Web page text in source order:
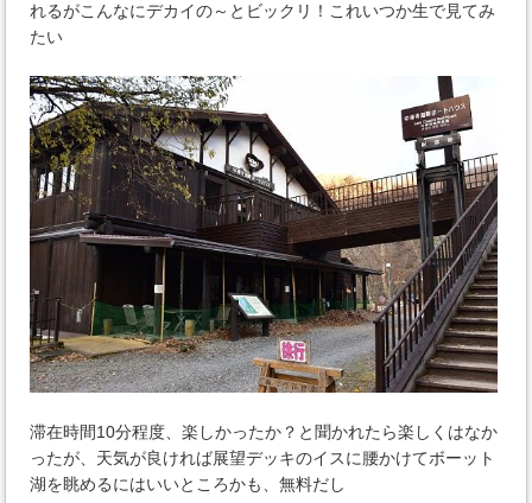
れるがこんなにデカイの～とビックリ！これいつか生で見てみ
たい
滞在時間10分程度、楽しかったか？と聞かれたら楽しくはなか
ったが、天気が良ければ展望デッキのイスに腰かけてボーット
湖を眺めるにはいいところかも、無料だし